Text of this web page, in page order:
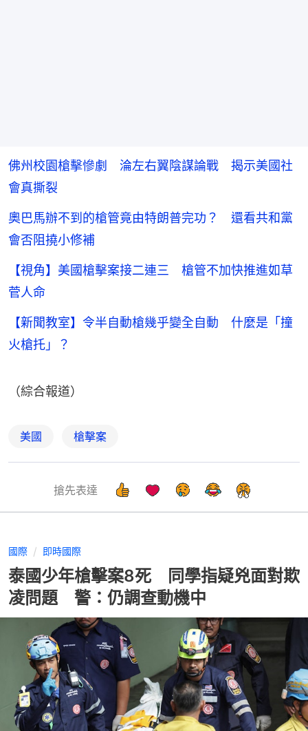
佛州校園槍擊慘劇 淪左右翼陰謀論戰 揭示美國社
會真撕裂
奧巴馬辦不到的槍管竟由特朗普完功？ 還看共和黨
會否阻撓小修補
【視角】美國槍擊案接二連三 槍管不加快推進如草
菅人命
【新聞教室】令半自動槍幾乎變全自動 什麼是「撞
火槍托」？
（綜合報道）
美國 槍擊案
搶先表達
國際 即時國際
泰國少年槍擊案8死 同學指疑兇面對欺
凌問題 警：仍調查動機中